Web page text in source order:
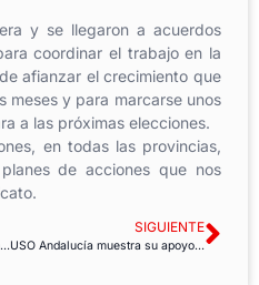
y se llegaron a acuerdos
ara coordinar el trabajo en la
de afianzar el crecimiento que
meses y para marcarse unos
a las próximas elecciones.
, en todas las provincias,
lanes de acciones que nos
.
MUGEJU: Cambio ordinario de entidad médica y cuadros médicos 2022
SIGUIENTE
USO Andalucía muestra su apoyo al compañero de USO agredido en el Centro de Salud de Adoratrices (Huelva)